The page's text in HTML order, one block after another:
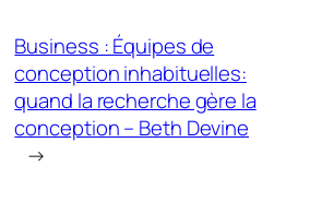
Business : Équipes de
conception inhabituelles:
quand la recherche gère la
conception – Beth Devine
→